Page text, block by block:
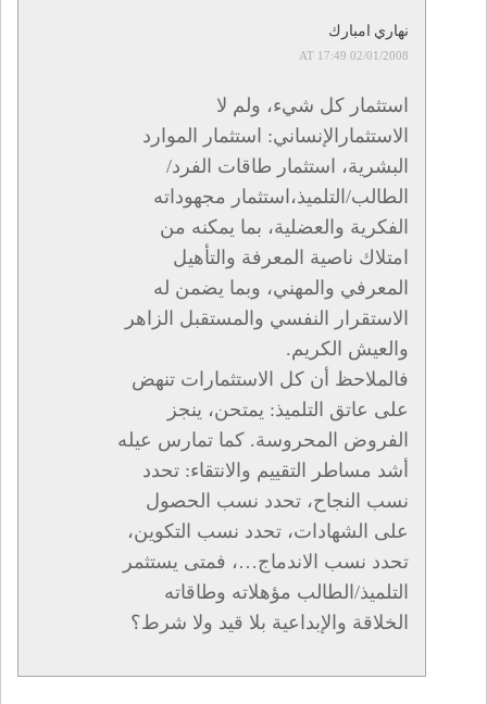
نهاري امبارك
02/01/2008 AT 17:49
استثمار كل شيء، ولم لا
الاستثمارالإنساني: استثمار الموارد
البشرية، استثمار طاقات الفرد/
الطالب/التلميذ،استثمار مجهوداته
الفكرية والعضلية، بما يمكنه من
امتلاك ناصية المعرفة والتأهيل
المعرفي والمهني، وبما يضمن له
الاستقرار النفسي والمستقبل الزاهر
والعيش الكريم.
فالملاحظ أن كل الاستثمارات تنهض
على عاتق التلميذ: يمتحن، ينجز
الفروض المحروسة. كما تمارس عيله
أشد مساطر التقييم والانتقاء: تحدد
نسب النجاح، تحدد نسب الحصول
على الشهادات، تحدد نسب التكوين،
تحدد نسب الاندماج…، فمتى يستثمر
التلميذ/الطالب مؤهلاته وطاقاته
الخلاقة والإبداعية بلا قيد ولا شرط؟